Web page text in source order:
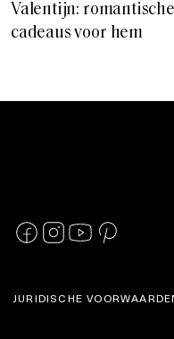
Valentijn: romantische
cadeaus voor hem
JURIDISCHE